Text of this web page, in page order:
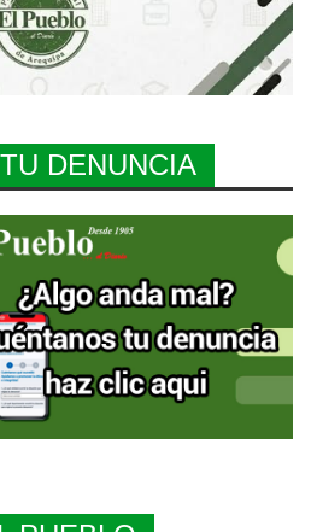
DENUNCIA